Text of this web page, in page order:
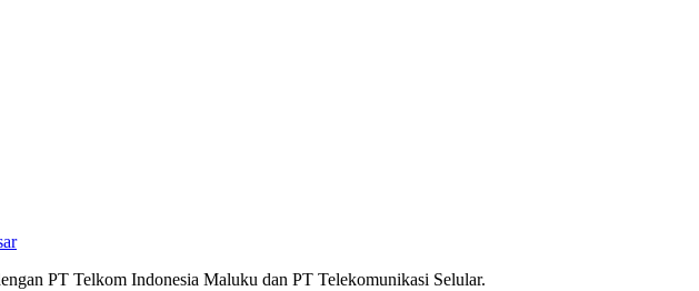
PT Telkom Indonesia Maluku dan PT Telekomunikasi Selular.